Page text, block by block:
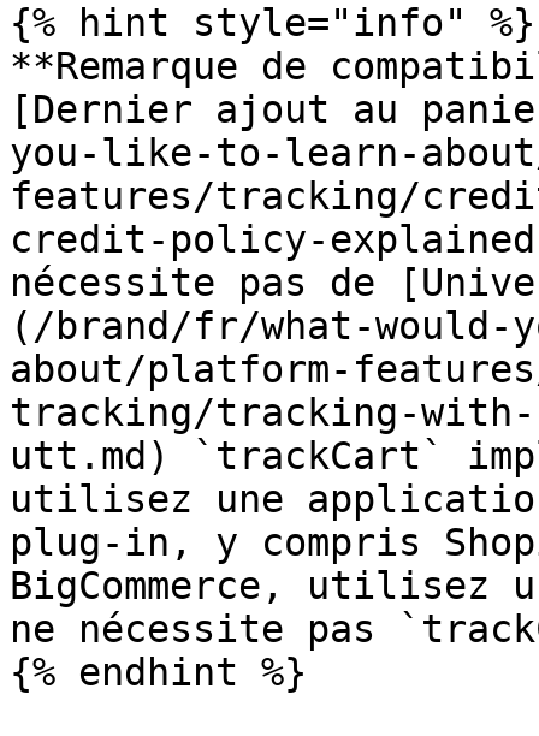
{% hint style="info" %}
**Remarque de
[Dernier ajout au
you-like-to-learn-
features/tracking/
credit-policy-
nécessite pas de
(/brand/fr/what-
about/platform-
tracking/tracking-
utt.md) `trackCart`
utilisez une
plug-in, y compris
BigCommerce,
ne nécessite pas
{% endhint %}